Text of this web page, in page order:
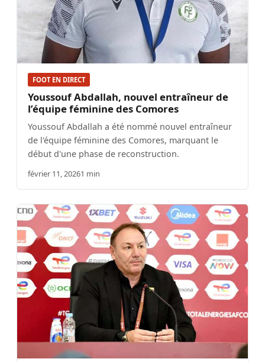
FOOT EN DIRECT
Youssouf Abdallah, nouvel entraîneur de
l’équipe féminine des Comores
Youssouf Abdallah a été nommé nouvel entraîneur
de l'équipe féminine des Comores, marquant le
début d'une phase de reconstruction.
février 11, 20261 min